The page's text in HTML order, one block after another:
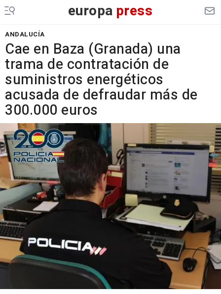
europa press
ANDALUCÍA
Cae en Baza (Granada) una
trama de contratación de
suministros energéticos
acusada de defraudar más de
300.000 euros